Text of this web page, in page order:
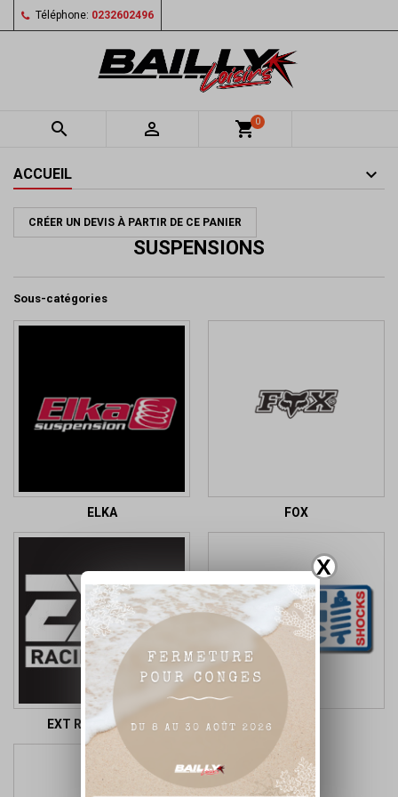
X
Téléphone: 0232602496
  shopping_cart0
ACCUEIL
CRÉER UN DEVIS À PARTIR DE CE PANIER
SUSPENSIONS
Sous-catégories
ELKA FOX
EXT RACING SHOX EMC